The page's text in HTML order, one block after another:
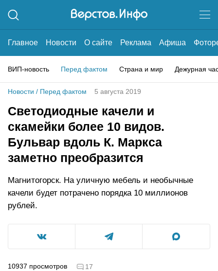
Главное Новости О сайте Реклама Афиша
ВИП-новость Перед фактом Страна и мир Дежурная
Новости / Перед фактом 5 августа 2019
Светодиодные качели и
скамейки более 10 видов.
Бульвар вдоль К. Маркса
заметно преобразится
Магнитогорск. На уличную мебель и необычные
качели будет потрачено порядка 10 миллионов
рублей.
10937 просмотров 17